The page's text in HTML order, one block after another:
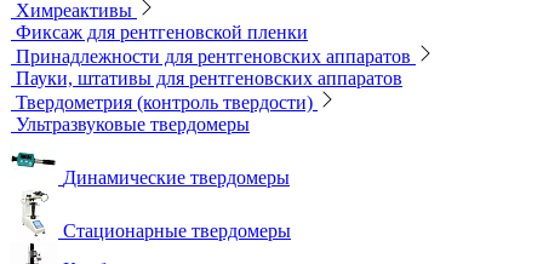
Принадлежности для рентгенографии
Гибкие кассеты для рентгеновской пленки
Литеры маркировочные
Магнитные держатели для рентгеновской пленки
Маркировочные знаки для радиографического контроля
Проволочные эталоны чувствительности
Эталоны чувствительности канавочные (ЭЧК)
Резаки
Рентгеновская плёнка
Рентгеновские аппараты постоянного действия
Усиливающие экраны